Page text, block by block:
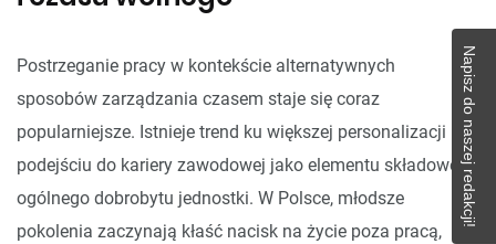
Postrzeganie pracy w kontekście alternatywnych
sposobów zarządzania czasem staje się coraz
popularniejsze. Istnieje trend ku większej personalizacji i
podejściu do kariery zawodowej jako elementu składowego
ogólnego dobrobytu jednostki. W Polsce, młodsze
pokolenia zaczynają kłaść nacisk na życie poza pracą,
Napisz do naszej redakcji!